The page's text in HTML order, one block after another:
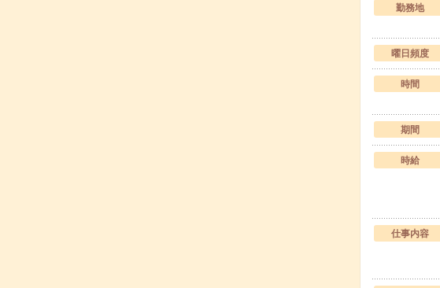
勤務地
曜日頻度
時間
期間
時給
仕事内容